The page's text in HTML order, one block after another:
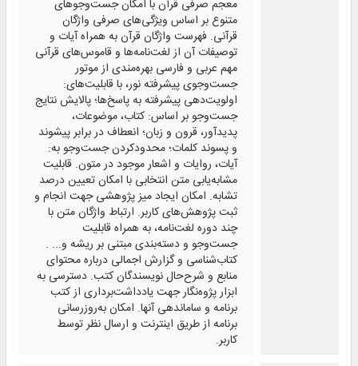
معجم صرفی قرآن با امکان جست‌وجوهای
متنوع بر اساس ویژگی‌های صرفی واژگان
قرآنی. فهرست واژگان قرآن به همراه آیات و
توصیفات آن از لغت‌نامه‌ها و قاموس‌های قرآنی
مهم عربی و فارسی بهره‌مندی از موتور
جست‌وجوی پیشرفته نور، با قابلیت‌های:
اولویت‌دهی پیشرفته به پاسخ‌ها؛ پالایش نتایج
جست‌وجو بر اساس: کتاب، موضوعات،
پدیدآور، قرون و زبان؛ انعطاف در برابر پیشوند
و پسوند کلمات؛ محدودکردن جست‌وجو به:
آیات، روایات و اشعار موجود در متون. قابلیت
مشابه‌‎یابی متن انتخابی با امکان تعیین درصد
تشابه. امکان ایجاد میز پژوهشی جهت انجام و
ثبت پژوهش‌های کاربر. ارتباط واژگان متن با
چند دوره لغت‌نامه، به همراه قابلیت
جست‌وجو و دسته‌بندی مبتنی بر ریشه و... .
کتاب‌شناسی و گزارش اجمالی درباره محتوای
منابع و شرح‌حال نویسندگان کتب. دسترسی به
ابزار پژوه‌نگار جهت یادداشت‌برداری از کتب
برنامه و ساماندهی آنها. امکان به‌روزرسانی
برنامه از طریق اینترنت و ارسال نظر توسط
کاربر.